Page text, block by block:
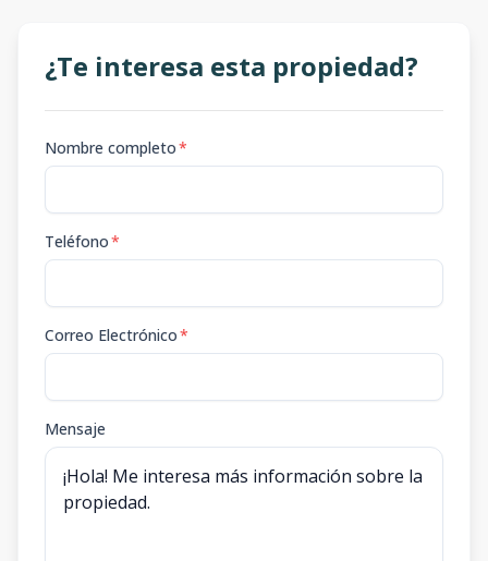
¿Te interesa esta propiedad?
Nombre completo*
Teléfono*
Correo Electrónico*
Mensaje